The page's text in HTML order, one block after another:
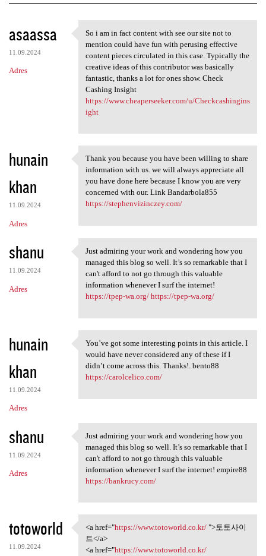
K
o
m
e
z
e
asaassa
11.09.2024
Adres
So i am in fact content with
So i am in fact content with see our site not to
mention could have fun with perusing effective
content pieces circulated in this case. Typically the
creative ideas of this contributor was basically
fantastic, thanks a lot for ones show. Check
Cashing Insight
https://www.cheaperseeker.com/u/Checkcashingins
ight
hunain
khan
11.09.2024
Adres
Thank you because you have
Thank you because you have been willing to share
information with us. we will always appreciate all
you have done here because I know you are very
concerned with our. Link Bandarbola855
https://stephenvizinczey.com/
shanu
11.09.2024
Adres
Just admiring your work and
Just admiring your work and wondering how you
managed this blog so well. It’s so remarkable that I
can't afford to not go through this valuable
information whenever I surf the internet!
https://tpep-wa.org/ https://tpep-wa.org/
hunain
khan
11.09.2024
Adres
You’ve got some interesting
You’ve got some interesting points in this article. I
would have never considered any of these if I
didn’t come across this. Thanks!. bento88
https://carolcelico.com/
shanu
11.09.2024
Adres
Just admiring your work and
Just admiring your work and wondering how you
managed this blog so well. It’s so remarkable that I
can't afford to not go through this valuable
information whenever I surf the internet! empire88
https://bankrucy.com/
totoworld
11.09.2024
<a href="https://www
<a href="https://www.totoworld.co.kr/">토토사이
트</a>
<a href="https://www.totoworld.co.kr/